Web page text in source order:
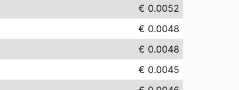
€ 0.0052
€ 0.0048
€ 0.0048
€ 0.0045